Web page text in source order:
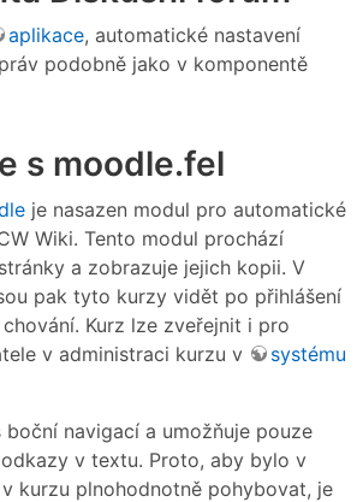
aplikace, automatické nastavení
podobně jako v komponentě
s moodle.fel
je nasazen modul pro automatické
Wiki. Tento modul prochází
a zobrazuje jejich kopii. V
pak tyto kurzy vidět po přihlášení
Kurz lze zveřejnit i pro
v administraci kurzu v
systému
boční navigací a umožňuje pouze
v textu. Proto, aby bylo v
kurzu plnohodnotně pohybovat, je